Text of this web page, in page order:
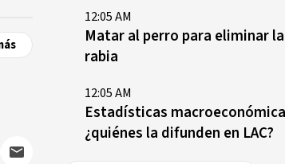
12:05 AM
Matar al perro para eliminar la
rabia
12:05 AM
Estadísticas
¿quiénes la difunden en LAC?